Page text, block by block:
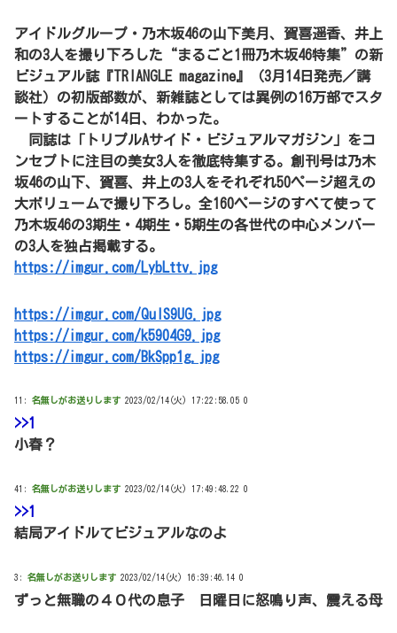
アイドルグループ・乃木坂46の山下美月、賀喜遥香、井上
和の3人を撮り下ろした“まるごと1冊乃木坂46特集”の新
ビジュアル誌『TRIANGLE magazine』（3月14日発売／講
談社）の初版部数が、新雑誌としては異例の16万部でスタ
ートすることが14日、わかった。
同誌は「トリプルAサイド・ビジュアルマガジン」をコ
ンセプトに注目の美女3人を徹底特集する。創刊号は乃木
坂46の山下、賀喜、井上の3人をそれぞれ50ページ超えの
大ボリュームで撮り下ろし。全160ページのすべて使って
乃木坂46の3期生・4期生・5期生の各世代の中心メンバー
の3人を独占掲載する。
https://imgur.com/LybLttv.jpg
https://imgur.com/QulS9UG.jpg
https://imgur.com/k5904G9.jpg
https://imgur.com/BkSpp1g.jpg
11: 名無しがお送りします 2023/02/14(火) 17:22:58.05 0
>>1
小春？
41: 名無しがお送りします 2023/02/14(火) 17:49:48.22 0
>>1
結局アイドルてビジュアルなのよ
3: 名無しがお送りします 2023/02/14(火) 16:39:46.14 0
ずっと無職の４０代の息子 日曜日に怒鳴り声、震える母